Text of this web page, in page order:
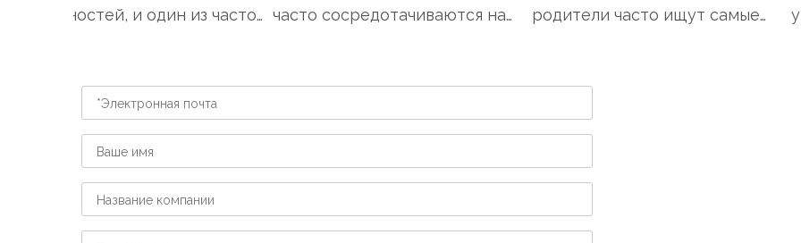
обязанностей, и один из часто
часто сосредотачиваются на
родители часто ищут самые